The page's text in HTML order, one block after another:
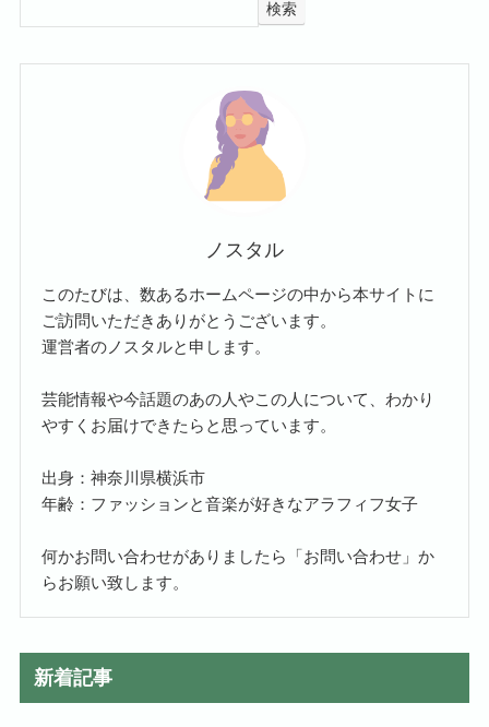
検索
ノスタル
このたびは、数あるホームページの中から本サイトに
ご訪問いただきありがとうございます。
運営者のノスタルと申します。
芸能情報や今話題のあの人やこの人について、わかり
やすくお届けできたらと思っています。
出身：神奈川県横浜市
年齢：ファッションと音楽が好きなアラフィフ女子
何かお問い合わせがありましたら「お問い合わせ」か
らお願い致します。
新着記事